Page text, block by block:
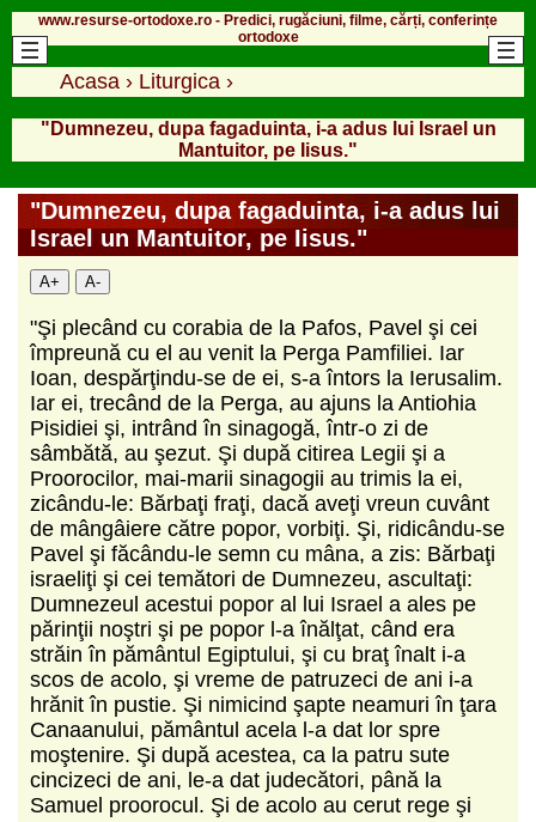
www.resurse-ortodoxe.ro - Predici, rugăciuni, filme, cărți, conferințe
ortodoxe
Acasa › Liturgica ›
"Dumnezeu, dupa fagaduinta, i-a adus lui Israel un
Mantuitor, pe Iisus."
"Dumnezeu, dupa fagaduinta, i-a adus lui
Israel un Mantuitor, pe Iisus."
A+ A-
"Şi plecând cu corabia de la Pafos, Pavel şi cei
împreună cu el au venit la Perga Pamfiliei. Iar
Ioan, despărţindu-se de ei, s-a întors la Ierusalim.
Iar ei, trecând de la Perga, au ajuns la Antiohia
Pisidiei şi, intrând în sinagogă, într-o zi de
sâmbătă, au şezut. Şi după citirea Legii şi a
Proorocilor, mai-marii sinagogii au trimis la ei,
zicându-le: Bărbaţi fraţi, dacă aveţi vreun cuvânt
de mângâiere către popor, vorbiţi. Şi, ridicându-se
Pavel şi făcându-le semn cu mâna, a zis: Bărbaţi
israeliţi şi cei temători de Dumnezeu, ascultaţi:
Dumnezeul acestui popor al lui Israel a ales pe
părinţii noştri şi pe popor l-a înălţat, când era
străin în pământul Egiptului, şi cu braţ înalt i-a
scos de acolo, şi vreme de patruzeci de ani i-a
hrănit în pustie. Şi nimicind şapte neamuri în ţara
Canaanului, pământul acela l-a dat lor spre
moştenire. Şi după acestea, ca la patru sute
cincizeci de ani, le-a dat judecători, până la
Samuel proorocul. Şi de acolo au cerut rege şi